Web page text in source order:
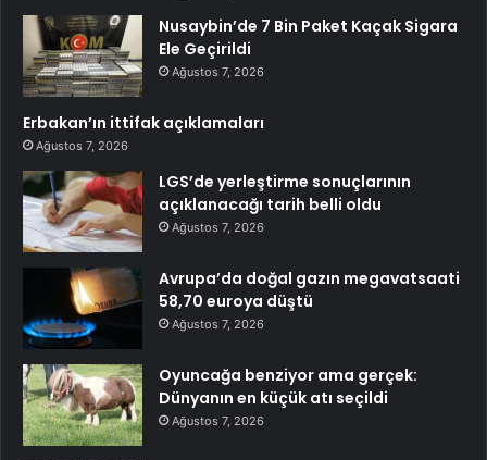
Nusaybin’de 7 Bin Paket Kaçak Sigara
Ele Geçirildi
Ağustos 7, 2026
Erbakan’ın ittifak açıklamaları
Ağustos 7, 2026
LGS’de yerleştirme sonuçlarının
açıklanacağı tarih belli oldu
Ağustos 7, 2026
Avrupa’da doğal gazın megavatsaati
58,70 euroya düştü
Ağustos 7, 2026
Oyuncağa benziyor ama gerçek:
Dünyanın en küçük atı seçildi
Ağustos 7, 2026